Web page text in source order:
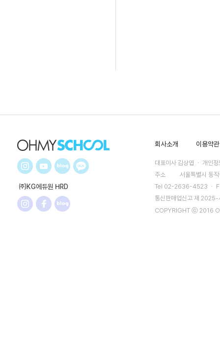
㈜KG에듀원 HRD
회사소개 이용약관
대표이사 김상엽 ㆍ 개인
주소
서울특별시 동
Tel 02-2636-4523 ㆍ
통신판매업신고 제
COPYRIGHT ⓒ 2016